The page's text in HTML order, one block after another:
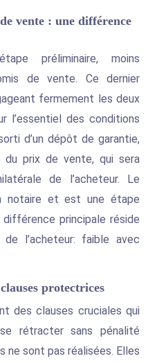
vente : une différence
préliminaire, moins
de vente. Ce dernier
fermement les deux
l’essentiel des conditions
d’un dépôt de garantie,
prix de vente, qui sera
de l’acheteur. Le
notaire et est une étape
principale réside
de l’acheteur: faible avec
protectrices
des clauses cruciales qui
rétracter sans pénalité
ne sont pas réalisées. Elles